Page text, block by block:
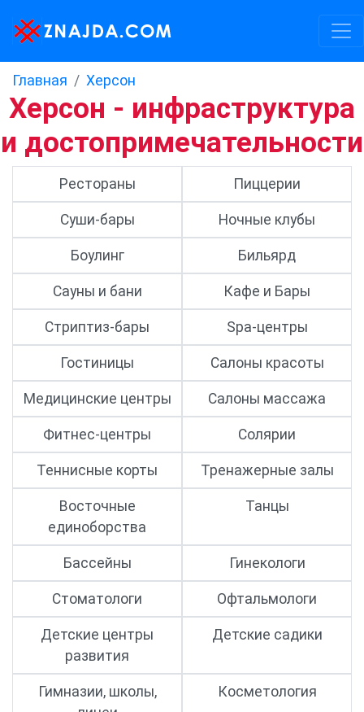
Главная Херсон
Херсон - инфраструктура
и достопримечательности
Рестораны Пиццерии
Суши-бары Ночные клубы
Боулинг Бильярд
Сауны и бани Кафе и Бары
Стриптиз-бары Spa-центры
Гостиницы Салоны красоты
Медицинские центры Салоны массажа
Фитнес-центры Солярии
Теннисные корты Тренажерные залы
Восточные
единоборства
Танцы
Бассейны Гинекологи
Стоматологи Офтальмологи
Детские центры
развития
Детские садики
Гимназии, школы,
Косметология